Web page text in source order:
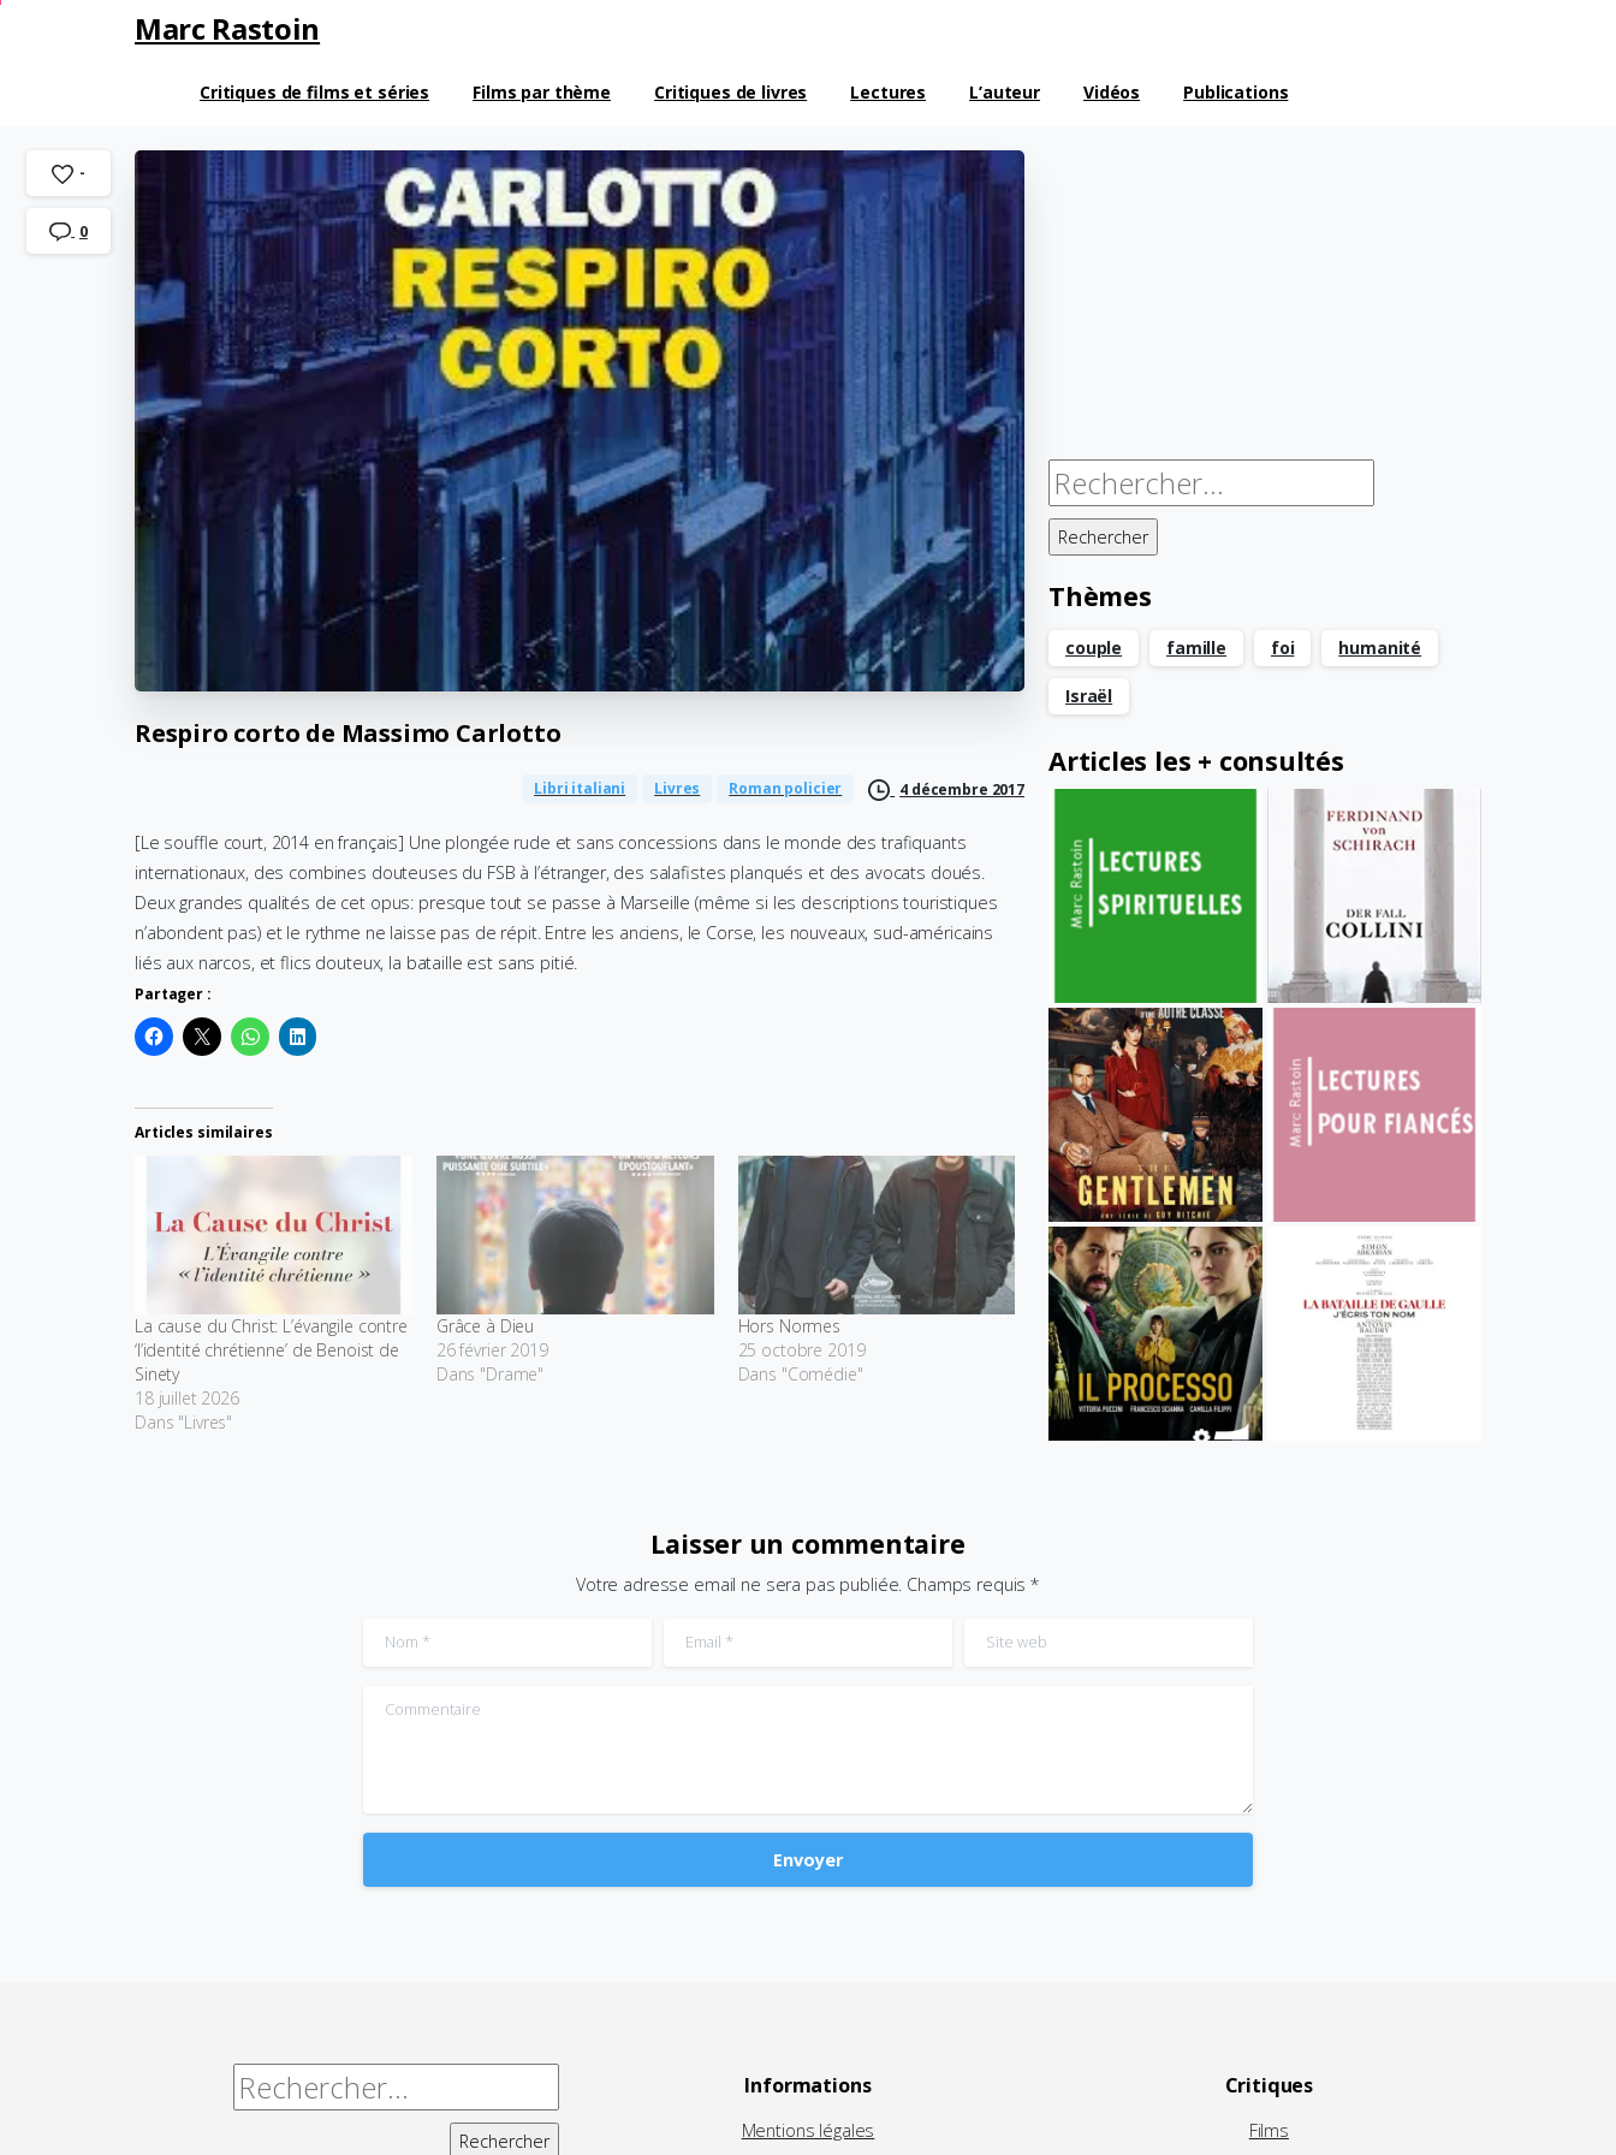
Marc Rastoin
Critiques de films et séries Films par thème Critiques de livres Lectures L’auteur Vidéos Publications
Respiro corto de Massimo Carlotto
Libri italiani Livres Roman policier 4 décembre 2017
[Le souffle court, 2014 en français] Une plongée rude et sans concessions dans le monde des trafiquants
internationaux, des combines douteuses du FSB à l’étranger, des salafistes planqués et des avocats doués.
Deux grandes qualités de cet opus: presque tout se passe à Marseille (même si les descriptions touristiques
n’abondent pas) et le rythme ne laisse pas de répit. Entre les anciens, le Corse, les nouveaux, sud-américains
liés aux narcos, et flics douteux, la bataille est sans pitié.
Partager :
Articles similaires
La cause du Christ: L’évangile contre
‘l’identité chrétienne’ de Benoist de
Sinety
18 juillet 2026
Dans "Livres"
Grâce à Dieu
26 février 2019
Dans "Drame"
Hors Normes
25 octobre 2019
Dans "Comédie"
-
0
Rechercher :
Thèmes
couple famille foi humanité
Israël
Articles les + consultés
Laisser un commentaire
Votre adresse email ne sera pas publiée. Champs requis *
Nom Email Site web
Commentaire
Rechercher : Informations
Mentions légales
Critiques
Films